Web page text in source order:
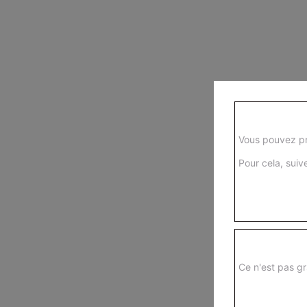
Vous pouvez
Pour cela,
Ce n'est pas